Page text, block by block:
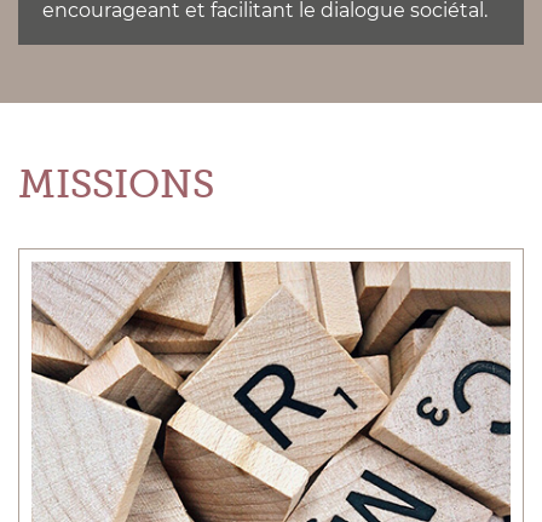
encourageant et facilitant le dialogue sociétal.
MISSIONS